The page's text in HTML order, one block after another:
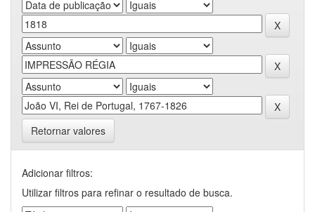
Retornar valores
Adicionar filtros:
Utilizar filtros para refinar o resultado de busca.